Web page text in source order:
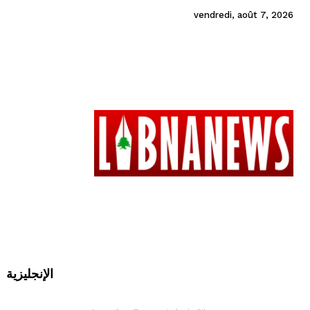
vendredi, août 7, 2026
الإنجليزية